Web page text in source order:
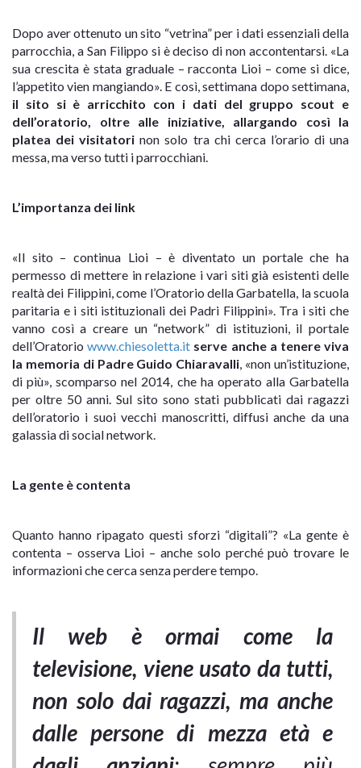
Dopo aver ottenuto un sito “vetrina” per i dati essenziali della
parrocchia, a San Filippo si è deciso di non accontentarsi. «La
sua crescita è stata graduale – racconta Lioi – come si dice,
l’appetito vien mangiando». E così, settimana dopo settimana,
il sito si è arricchito con i dati del gruppo scout e
dell’oratorio, oltre alle iniziative, allargando così la
platea dei visitatorinon solo tra chi cerca l’orario di una
messa, ma verso tutti i parrocchiani.
L’importanza dei link
«Il sito – continua Lioi – è diventato un portale che ha
permesso di mettere in relazione i vari siti già esistenti delle
realtà dei Filippini, come l’Oratorio della Garbatella, la scuola
paritaria e i siti istituzionali dei Padri Filippini». Tra i siti che
vanno così a creare un “network” di istituzioni, il portale
dell’Oratoriowww.chiesoletta.it serve anche a tenere viva
la memoria di Padre Guido Chiaravalli, «non un’istituzione,
di più», scomparso nel 2014, che ha operato alla Garbatella
per oltre 50 anni. Sul sito sono stati pubblicati dai ragazzi
dell’oratorio i suoi vecchi manoscritti, diffusi anche da una
galassia di social network.
La gente è contenta
Quanto hanno ripagato questi sforzi “digitali”? «La gente è
contenta – osserva Lioi – anche solo perché può trovare le
informazioni che cerca senza perdere tempo.
Il web è ormai come la
televisione, viene usato da tutti,
non solo dai ragazzi, ma anche
dalle persone di mezza età e